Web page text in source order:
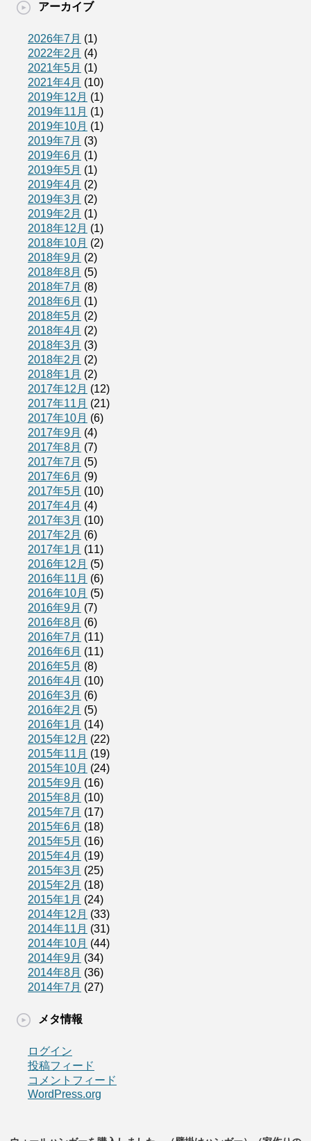
アーカイブ
2026年7月 (1)
2022年2月 (4)
2021年5月 (1)
2021年4月 (10)
2019年12月 (1)
2019年11月 (1)
2019年10月 (1)
2019年7月 (3)
2019年6月 (1)
2019年5月 (1)
2019年4月 (2)
2019年3月 (2)
2019年2月 (1)
2018年12月 (1)
2018年10月 (2)
2018年9月 (2)
2018年8月 (5)
2018年7月 (8)
2018年6月 (1)
2018年5月 (2)
2018年4月 (2)
2018年3月 (3)
2018年2月 (2)
2018年1月 (2)
2017年12月 (12)
2017年11月 (21)
2017年10月 (6)
2017年9月 (4)
2017年8月 (7)
2017年7月 (5)
2017年6月 (9)
2017年5月 (10)
2017年4月 (4)
2017年3月 (10)
2017年2月 (6)
2017年1月 (11)
2016年12月 (5)
2016年11月 (6)
2016年10月 (5)
2016年9月 (7)
2016年8月 (6)
2016年7月 (11)
2016年6月 (11)
2016年5月 (8)
2016年4月 (10)
2016年3月 (6)
2016年2月 (5)
2016年1月 (14)
2015年12月 (22)
2015年11月 (19)
2015年10月 (24)
2015年9月 (16)
2015年8月 (10)
2015年7月 (17)
2015年6月 (18)
2015年5月 (16)
2015年4月 (19)
2015年3月 (25)
2015年2月 (18)
2015年1月 (24)
2014年12月 (33)
2014年11月 (31)
2014年10月 (44)
2014年9月 (34)
2014年8月 (36)
2014年7月 (27)
メタ情報
ログイン
投稿フィード
コメントフィード
WordPress.org